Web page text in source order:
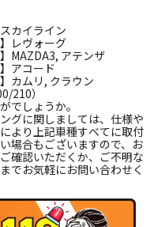
スカイライン
】レヴォーグ
】MAZDA3, アテンザ
】アコード
】カムリ, クラウン
210）
でしょうか。
グに関しましては、仕様や
より上記車種すべてに取付
場合もございますので、お
確認いただくか、ご不明な
でお気軽にお問い合わせく